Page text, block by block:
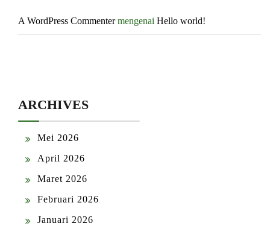
A WordPress Commentermengenai Hello world!
ARCHIVES
Mei 2026
April 2026
Maret 2026
Februari 2026
Januari 2026